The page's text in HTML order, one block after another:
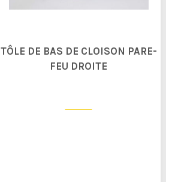
TÔLE DE BAS DE CLOISON PARE-
FEU DROITE